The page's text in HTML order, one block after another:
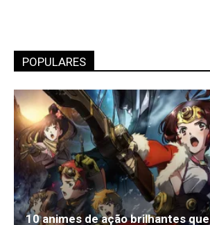
POPULARES
10 animes de ação brilhantes que